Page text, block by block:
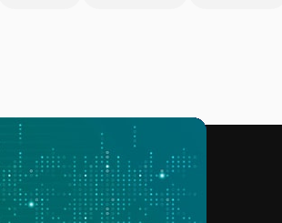
Información útil Empresa